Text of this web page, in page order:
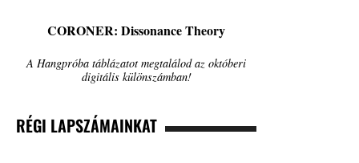
CORONER: Dissonance Theory
A Hangpróba táblázatot megtalálod az októberi
digitális különszámban!
RÉGI LAPSZÁMAINKAT